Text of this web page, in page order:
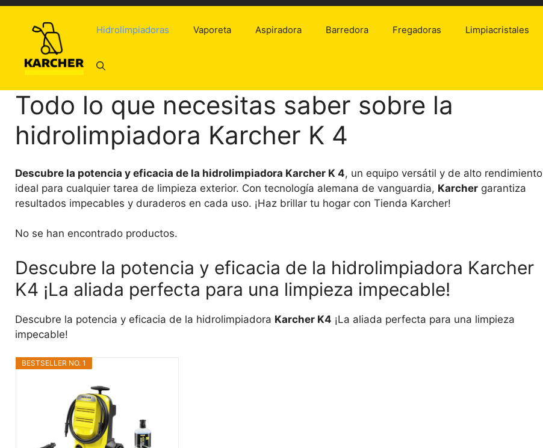
Saltar
contenido
Hidrolimpiadoras Vaporeta Aspiradora Barredora Fregadoras Limpiacristales
Todo lo que necesitas saber sobre la
hidrolimpiadora Karcher K 4
Descubre la potencia y eficacia de la hidrolimpiadora Karcher K 4, un equipo versátil y de alto rendimiento
ideal para cualquier tarea de limpieza exterior. Con tecnología alemana de vanguardia, Karcher garantiza
resultados impecables y duraderos en cada uso. ¡Haz brillar tu hogar con Tienda Karcher!
No se han encontrado productos.
Descubre la potencia y eficacia de la hidrolimpiadora Karcher
K4 ¡La aliada perfecta para una limpieza impecable!
Descubre la potencia y eficacia de la hidrolimpiadora Karcher K4 ¡La aliada perfecta para una limpieza
impecable!
BESTSELLER NO. 1